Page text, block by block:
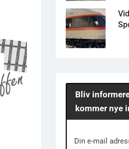
Bliv
kommer nye
Din e-mail